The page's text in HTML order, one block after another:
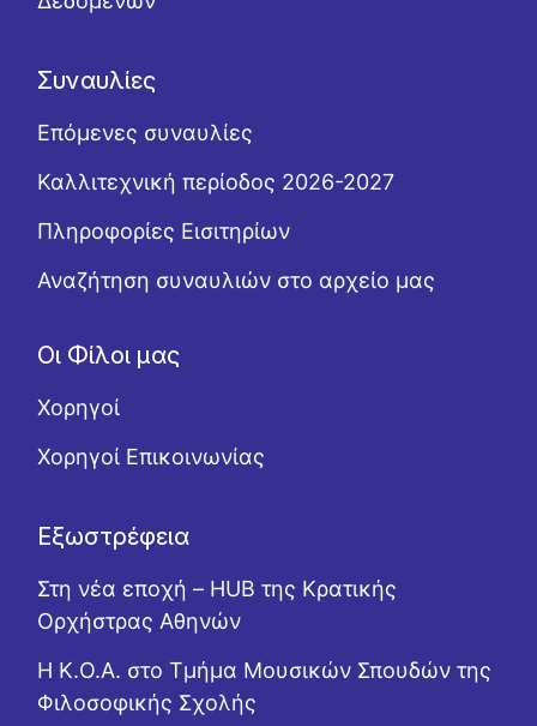
Συναυλίες
Επόμενες συναυλίες
Καλλιτεχνική περίοδος 2026-2027
Πληροφορίες Εισιτηρίων
Αναζήτηση συναυλιών στο αρχείο μας
Οι Φίλοι μας
Χορηγοί
Χορηγοί Επικοινωνίας
Εξωστρέφεια
Στη νέα εποχή – HUB της Κρατικής
Ορχήστρας Αθηνών
Η Κ.Ο.Α. στο Τμήμα Μουσικών Σπουδών της
Φιλοσοφικής Σχολής